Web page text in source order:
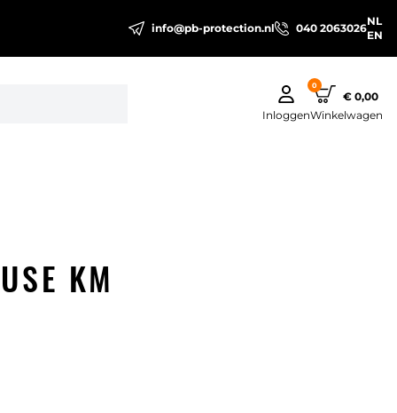
info@pb-protection.nl 040 2063026
NL
EN
Inloggen
0
€ 0,00
Winkelwagen
KM